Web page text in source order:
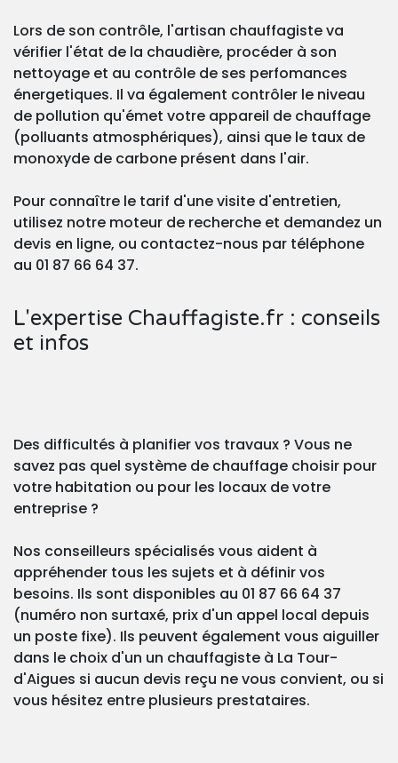
Lors de son contrôle, l'artisan chauffagiste va
vérifier l'état de la chaudière, procéder à son
nettoyage et au contrôle de ses perfomances
énergetiques. Il va également contrôler le niveau
de pollution qu'émet votre appareil de chauffage
(polluants atmosphériques), ainsi que le taux de
monoxyde de carbone présent dans l'air.
Pour connaître le tarif d'une visite d'entretien,
utilisez notre moteur de recherche et demandez un
devis en ligne, ou contactez-nous par téléphone
au 01 87 66 64 37.
L'expertise Chauffagiste.fr : conseils
et infos
Des difficultés à planifier vos travaux ? Vous ne
savez pas quel système de chauffage choisir pour
votre habitation ou pour les locaux de votre
entreprise ?
Nos conseilleurs spécialisés vous aident à
appréhender tous les sujets et à définir vos
besoins. Ils sont disponibles au 01 87 66 64 37
(numéro non surtaxé, prix d'un appel local depuis
un poste fixe). Ils peuvent également vous aiguiller
dans le choix d'un un chauffagiste à La Tour-
d'Aigues si aucun devis reçu ne vous convient, ou si
vous hésitez entre plusieurs prestataires.